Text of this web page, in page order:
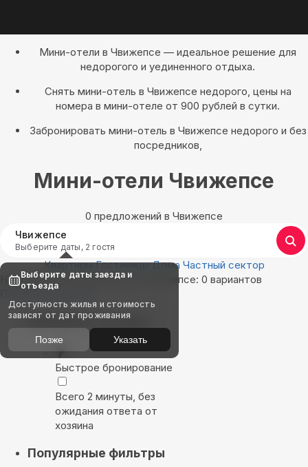
Мини-отели в Чвижепсе — идеальное решение для
недорогого и уединенного отдыха.
Снять мини-отель в Чвижепсе недорого, цены на
номера в мини-отеле от 900 рублей в сутки.
Забронировать мини-отель в Чвижепсе недорого и без
посредников,
Мини-отели Чвижепсе
0 предложений в Чвижепсе
Чвижепсе
Выберите даты, 2 гостя
Квартиры Гостиницы Дома Частный сектор
Найдём, где остановиться в Чвижепсе: 0 вариантов
Показать на карте
Выбирайте лучшее
Быстрое бронирование
Всего 2 минуты, без
ожидания ответа от
хозяина
Популярные фильтры
Выберите даты заезда и
отъезда
Доступность жилья и стоимость
зависят от дат проживания
Позже Указать